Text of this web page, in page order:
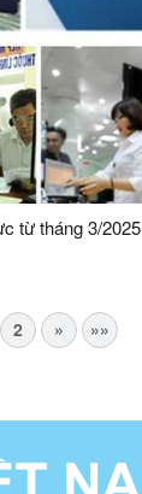
từ tháng 3/2025
2 » »»